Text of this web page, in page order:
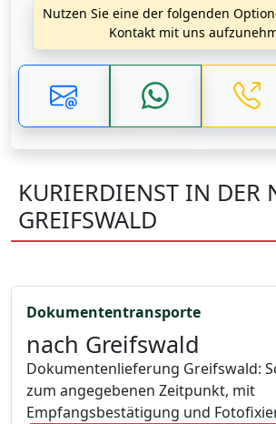
Nutzen Sie eine der folgenden
Kontakt mit uns
KURIERDIENST IN DER
GREIFSWALD
Dokumententransporte
nach Greifswald
Dokumentenlieferung Greifswald:
zum angegebenen Zeitpunkt, mit
Empfangsbestätigung und